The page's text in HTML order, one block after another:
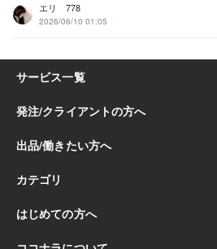
エリ 778
2026/06/10 01:05